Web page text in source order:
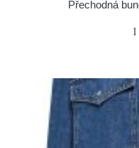
Přechodná